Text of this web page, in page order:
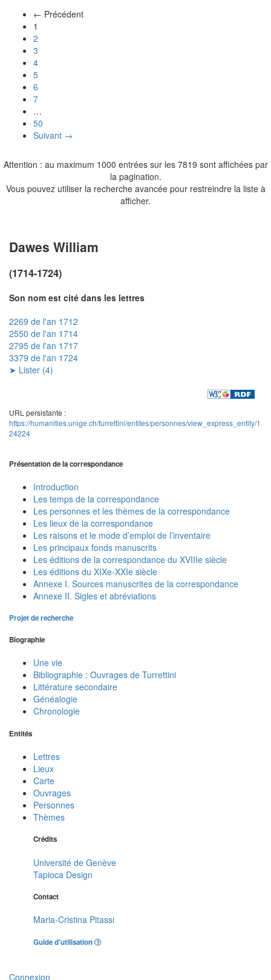
← Précédent
1
2
3
4
5
6
7
…
50
Suivant →
Attention : au maximum 1000 entrées sur les 7819 sont affichées par
la pagination.
Vous pouvez utiliser la recherche avancée pour restreindre la liste à
afficher.
Dawes William
(1714-1724)
Son nom est cité dans les lettres
2269 de l'an 1712
2550 de l'an 1714
2795 de l'an 1717
3379 de l'an 1724
➤ Lister (4)
URL persistante :
https://humanities.unige.ch/turrettini/entites/personnes/view_express_entity/1
24224
Présentation de la correspondance
Introduction
Les temps de la correspondance
Les personnes et les thèmes de la correspondance
Les lieux de la correspondance
Les raisons et le mode d’emploi de l’inventaire
Les principaux fonds manuscrits
Les éditions de la correspondance du XVIIIe siècle
Les éditions du XIXe-XXIe siècle
Annexe I. Sources manuscrites de la correspondance
Annexe II. Sigles et abréviations
Projet de recherche
Biographie
Une vie
Bibliographie : Ouvrages de Turrettini
Littérature secondaire
Généalogie
Chronologie
Entités
Lettres
Lieux
Carte
Ouvrages
Personnes
Thèmes
Crédits
Université de Genève
Tapioca Design
Contact
Maria-Cristina Pitassi
Guide d'utilisation
Connexion